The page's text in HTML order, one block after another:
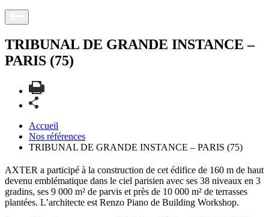
TRIBUNAL DE GRANDE INSTANCE –
PARIS (75)
Accueil
Nos références
TRIBUNAL DE GRANDE INSTANCE – PARIS (75)
AXTER a participé à la construction de cet édifice de 160 m de haut
devenu emblématique dans le ciel parisien avec ses 38 niveaux en 3
gradins, ses 9 000 m² de parvis et près de 10 000 m² de terrasses
plantées. L’architecte est Renzo Piano de Building Workshop.